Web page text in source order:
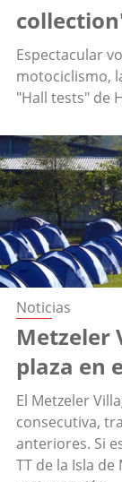
Espectacular
motociclismo,
"Hall tests" de
Noticias
Metzeler
plaza en
El Metzeler
consecutiva,
anteriores. Si
TT de la Isla